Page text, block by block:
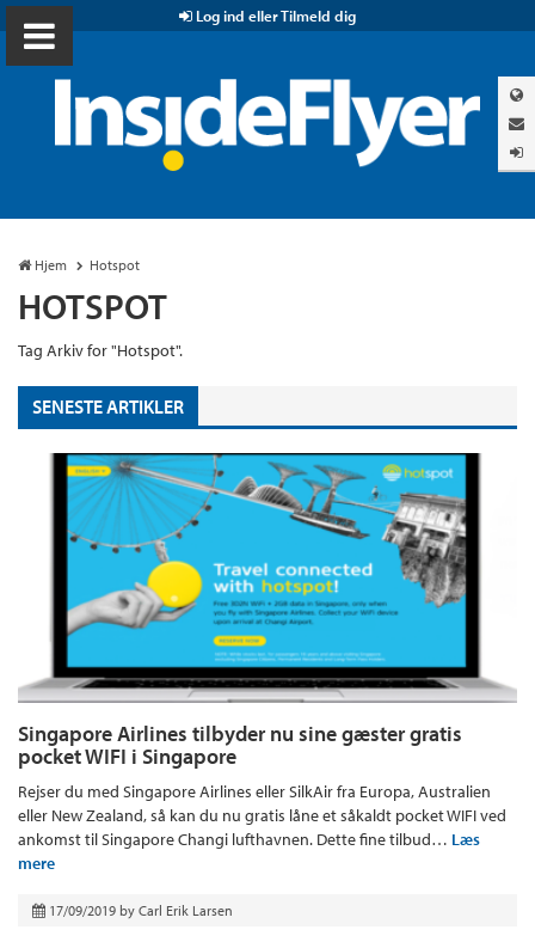
Log ind eller Tilmeld dig
Hjem Hotspot
HOTSPOT
Tag Arkiv for "Hotspot".
SENESTE ARTIKLER
Singapore Airlines tilbyder nu sine gæster gratis
pocket WIFI i Singapore
Rejser du med Singapore Airlines eller SilkAir fra Europa, Australien
eller New Zealand, så kan du nu gratis låne et såkaldt pocket WIFI ved
ankomst til Singapore Changi lufthavnen. Dette fine tilbud… Læs
mere
17/09/2019 by Carl Erik Larsen